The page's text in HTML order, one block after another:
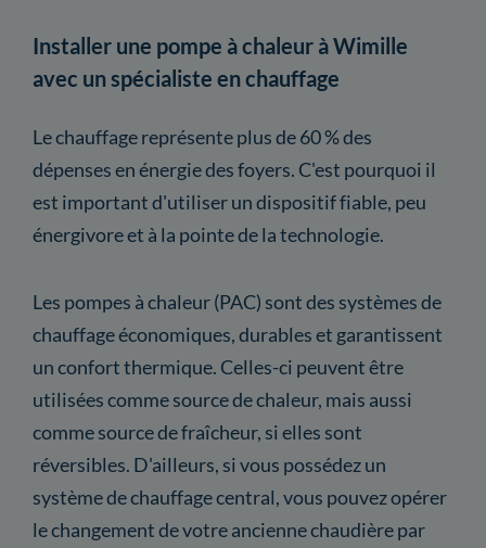
Installer une pompe à chaleur à Wimille
avec un spécialiste en chauffage
Le chauffage représente plus de 60 % des
dépenses en énergie des foyers. C'est pourquoi il
est important d'utiliser un dispositif fiable, peu
énergivore et à la pointe de la technologie.
Les pompes à chaleur (PAC) sont des systèmes de
chauffage économiques, durables et garantissent
un confort thermique. Celles-ci peuvent être
utilisées comme source de chaleur, mais aussi
comme source de fraîcheur, si elles sont
réversibles. D'ailleurs, si vous possédez un
système de chauffage central, vous pouvez opérer
le changement de votre ancienne chaudière par